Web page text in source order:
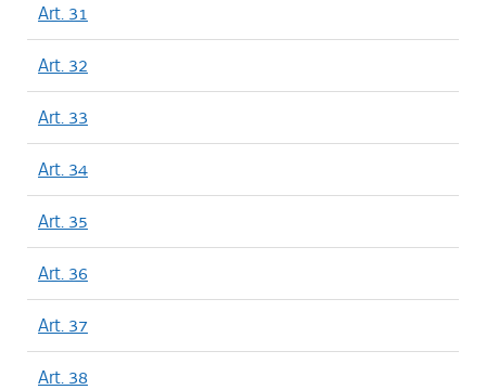
Art. 31
Art. 32
Art. 33
Art. 34
Art. 35
Art. 36
Art. 37
Art. 38